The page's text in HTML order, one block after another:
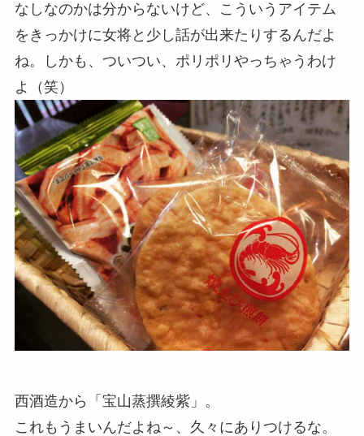
なしなのかは分からないけど、こういうアイテム
をきっかけに女将と少し話が出来たりするんだよ
ね。しかも、ついつい、ポリポリやっちゃうわけ
よ（笑）
西酒造から「宝山蒸撰綾紫」。
これもうまいんだよね～、久々にありつけるな。